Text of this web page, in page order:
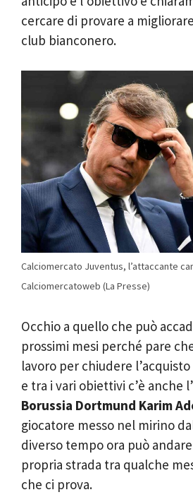
cercare di provare a
club bianconero.
Calciomercato Juventus, l’attaccante
Calciomercatoweb (La Presse)
Occhio a quello che può
prossimi mesi perché pare
lavoro per chiudere
e tra i vari obiettivi c’è anche
Borussia Dortmund Karim
giocatore messo nel mirino
diverso tempo ora può
propria strada tra qualche
che ci prova.